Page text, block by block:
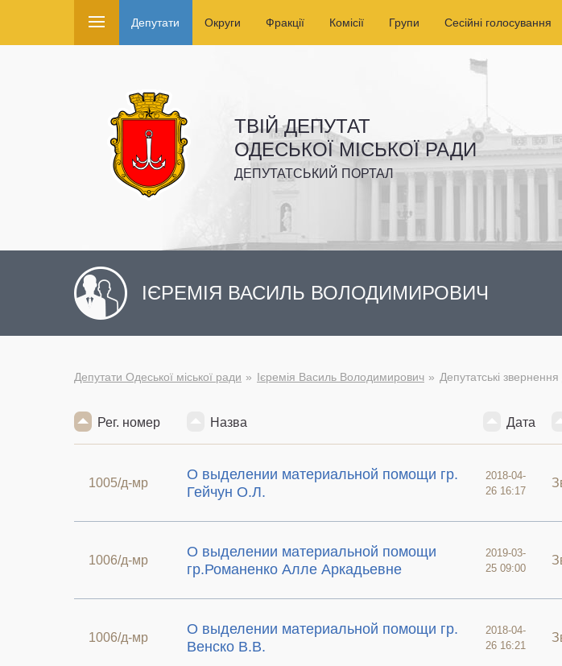
Депутати Округи Фракції Комісії Групи Сесійні голосування
ТВІЙ ДЕПУТАТ
ОДЕСЬКОЇ МІСЬКОЇ РАДИ
ДЕПУТАТСЬКИЙ ПОРТАЛ
ІЄРЕМІЯ ВАСИЛЬ ВОЛОДИМИРОВИЧ
Депутати Одеської міської ради Ієремія Василь Володимирович Депутатські
Рег. номер Назва Дата
1005/д-мр
О выделении материальной помощи гр.
Гейчун О.Л.
2018-04-
26 16:17
1006/д-мр
О выделении материальной помощи
гр.Романенко Алле Аркадьевне
2019-03-
25 09:00
1006/д-мр
О выделении материальной помощи гр.
Венско В.В.
2018-04-
26 16:21